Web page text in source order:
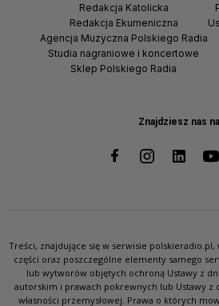
Znajdziesz nas na
Redakcja Katolicka
Redakcja Ekumeniczna
Agencja Muzyczna Polskiego Radia
Studia nagraniowe i koncertowe
Sklep Polskiego Radia
Treści, znajdujące się w serwisie polskieradio.pl,
części oraz poszczególne elementy samego
lub wytworów objętych ochroną Ustawy z
autorskim i prawach pokrewnych lub Ustawy z
własności przemysłowej. Prawa o których